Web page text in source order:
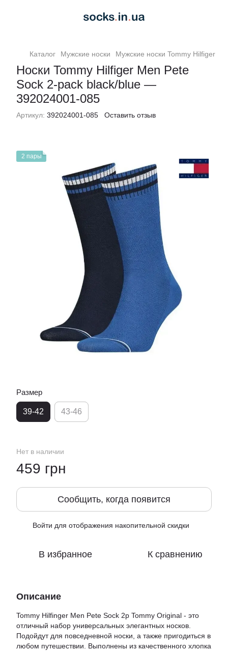
Каталог Мужские носки Мужские носки Tommy Hilfiger
Носки Tommy Hilfiger Men Pete
Sock 2-pack black/blue —
392024001-085
Артикул: 392024001-085 Оставить отзыв
2 пары
Размер
39-42 43-46
Нет в наличии
459 грн
Сообщить, когда появится
Войти для отображения накопительной скидки
В избранное К сравнению
Описание
Tommy Hilfinger Men Pete Sock 2p Tommy Original - это
отличный набор универсальных элегантных носков.
Подойдут для повседневной носки, а также пригодиться в
любом путешествии. Выполнены из качественного хлопка